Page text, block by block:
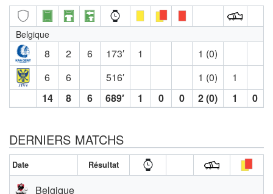
Belgique
8 2 6 173′ 1
1 (0)
6
6 516′ 1 (0)
1
14
8 6 689′ 1 0 0 2 (0) 1 0
DERNIERS MATCHS
Date Résultat
Belgique